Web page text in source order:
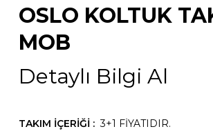
OSLO KOLTUK
MOB
Detaylı Bilgi Al
TAKIM İÇERİĞİ : 3+1 FİYATIDIR.